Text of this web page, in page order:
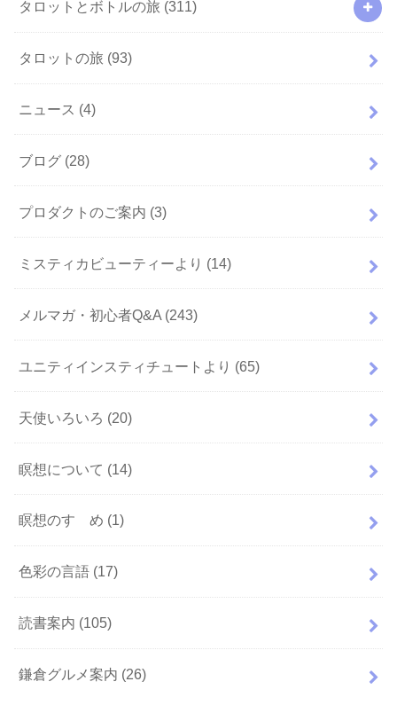
タロットとボトルの旅 (311)
タロットの旅 (93)
ニュース (4)
ブログ (28)
プロダクトのご案内 (3)
ミスティカビューティーより (14)
メルマガ・初心者Q&A (243)
ユニティインスティチュートより (65)
天使いろいろ (20)
瞑想について (14)
瞑想のすゝめ (1)
色彩の言語 (17)
読書案内 (105)
鎌倉グルメ案内 (26)